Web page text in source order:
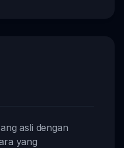
asli dengan
yang